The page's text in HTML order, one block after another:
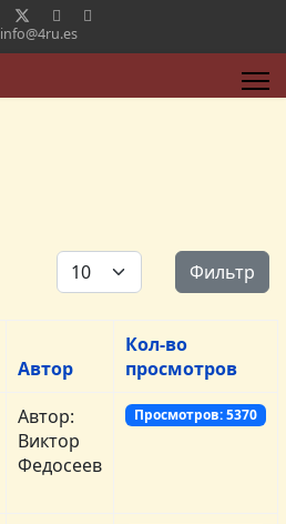
info@4ru.es
Кол-во строк: Фильтр
Автор
Кол-во
просмотров
Автор:
Виктор
Федосеев
Просмотров: 5370